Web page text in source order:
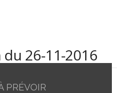
26-11-2016
PRÉVOIR